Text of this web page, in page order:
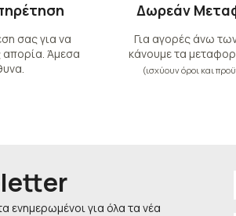
σας για να
Άμεσα
Δωρεάν
Για αγορές άνω
κάνουμε τα
(ισχύουν όροι και
ενημερωμένοι για όλα τα νέα